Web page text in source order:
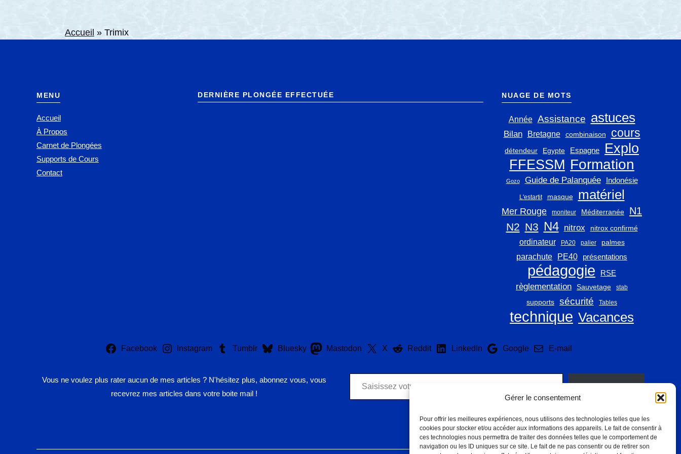
Gérer le consentement
Pour offrir les meilleures expériences, nous utilisons des technologies telles que les
cookies pour stocker et/ou accéder aux informations des appareils. Le fait de consentir à
ces technologies nous permettra de traiter des données telles que le comportement de
navigation ou les ID uniques sur ce site. Le fait de ne pas consentir ou de retirer son
Accueil » Trimix
MENU
Accueil
À Propos
Carnet de Plongées
Supports de Cours
Contact
DERNIÈRE PLONGÉE EFFECTUÉE NUAGE DE MOTS
Année Assistance astuces
Bilan Bretagne combinaison cours
détendeur Egypte Espagne
Explo
FFESSM Formation
Gozo Guide de Palanquée Indonésie
L'estartit masque matériel
Mer Rouge moniteur Méditerranée N1
N2 N3 N4 nitrox nitrox confirmé
ordinateur PA20 palier palmes
parachute PE40 présentations
pédagogie RSE
règlementation Sauvetage stab
supports sécurité Tables
technique Vacances
Facebook Instagram Tumblr Bluesky Mastodon X Reddit LinkedIn Google E-mail
Vous ne voulez plus rater aucun de mes articles ? N'hésitez plus, abonnez vous, vous
recevrez mes articles dans votre boite mail !
Saisissez votre adresse e-mail…